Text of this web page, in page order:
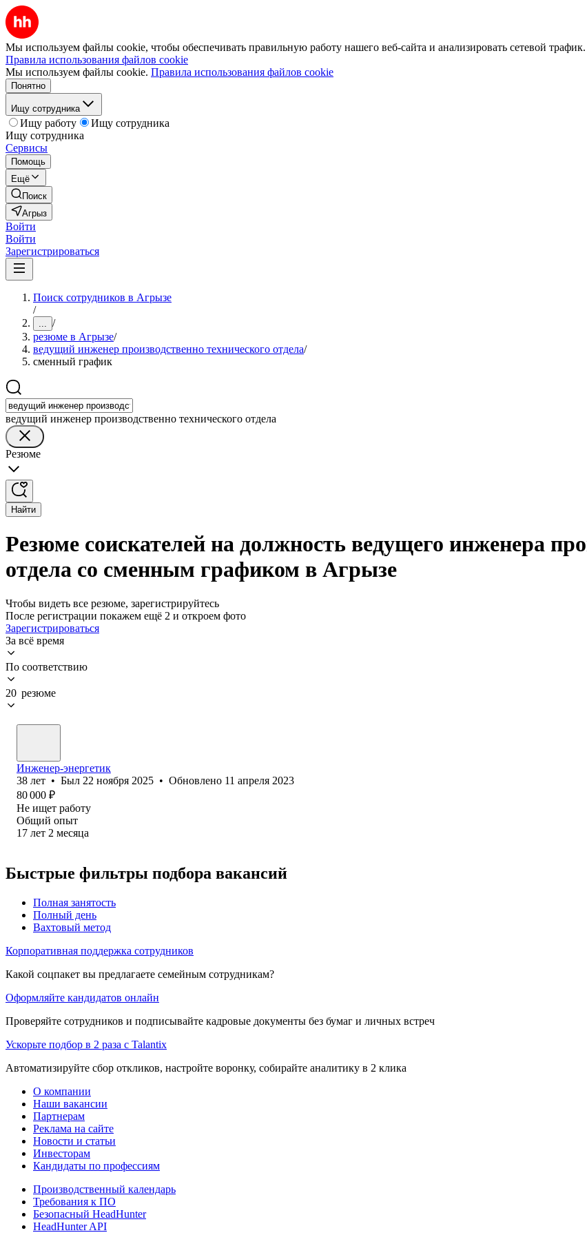
Мы используем файлы cookie, чтобы обеспечивать правильную работу нашего веб-сайта и анализировать сетевой трафик.
Правила использования файлов cookie
Мы используем файлы cookie. Правила использования файлов cookie
Понятно
Ищу сотрудника
Ищу работу
Ищу сотрудника
Ищу сотрудника
Сервисы
Помощь
Ещё
Поиск
Агрыз
Войти
Войти
Зарегистрироваться
Поиск сотрудников в Агрызе
/
... /
резюме в Агрызе/
ведущий инженер производственно технического отдела/
сменный график
ведущий инженер производственно технического отдела
Резюме
Найти
Резюме соискателей на должность ведущего инженера
отдела со сменным графиком в Агрызе
Чтобы видеть все резюме, зарегистрируйтесь
После регистрации покажем ещё 2 и откроем фото
Зарегистрироваться
За всё время
По соответствию
20 резюме
Инженер-энергетик
38 лет • Был 22 ноября 2025 • Обновлено 11 апреля 2023
80 000 ₽
Не ищет работу
Общий опыт
17 лет 2 месяца
Быстрые фильтры подбора вакансий
Полная занятость
Полный день
Вахтовый метод
Корпоративная поддержка сотрудников
Какой соцпакет вы предлагаете семейным сотрудникам?
Оформляйте кандидатов онлайн
Проверяйте сотрудников и подписывайте кадровые документы без бумаг и личных встреч
Ускорьте подбор в 2 раза с Talantix
Автоматизируйте сбор откликов, настройте воронку, собирайте аналитику в 2 клика
О компании
Наши вакансии
Партнерам
Реклама на сайте
Новости и статьи
Инвесторам
Кандидаты по профессиям
Производственный календарь
Требования к ПО
Безопасный HeadHunter
HeadHunter API